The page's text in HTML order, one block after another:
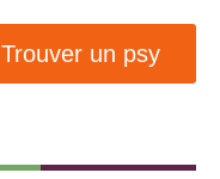
Trouver un psy